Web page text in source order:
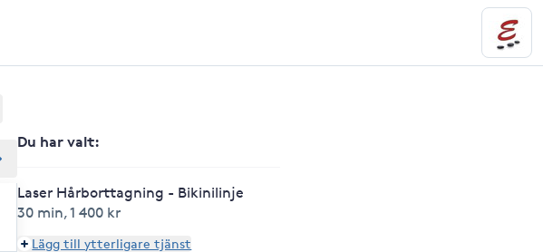
Du har valt:
Laser Hårborttagning - Bikinilinje
30 min,1 400 kr
Lägg till ytterligare tjänst